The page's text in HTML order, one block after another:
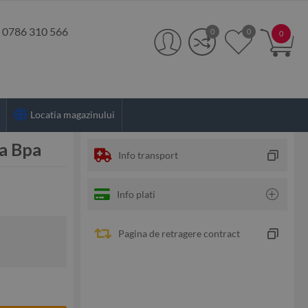
0786 310 566 0
0 0
Locatia magazinului
Bpa Info transport
Info plati
Pagina de retragere contract